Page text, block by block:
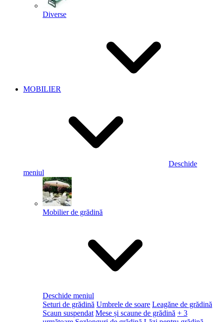
Diverse
MOBILIER
Deschide
meniul
Mobilier de grădină
Deschide meniul
Seturi de grădină Umbrele de soare Leagăne de grădină
Scaun suspendat Mese și scaune de grădină + 3